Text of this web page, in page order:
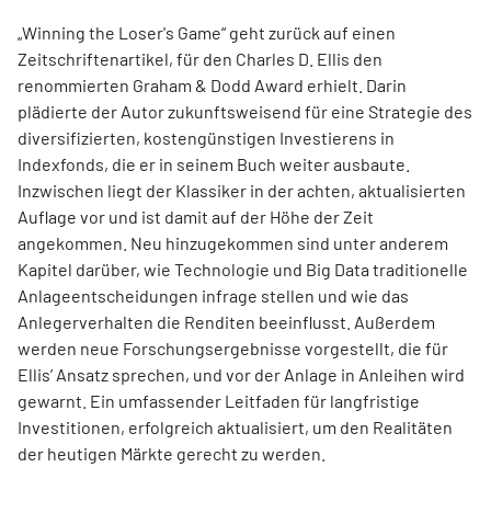
„Winning the Loser's Game“ geht zurück auf einen
Zeitschriftenartikel, für den Charles D. Ellis den
renommierten Graham & Dodd Award erhielt. Darin
plädierte der Autor zukunftsweisend für eine Strategie des
diversifizierten, kostengünstigen Investierens in
Indexfonds, die er in seinem Buch weiter ausbaute.
Inzwischen liegt der Klassiker in der achten, aktualisierten
Auflage vor und ist damit auf der Höhe der Zeit
angekommen. Neu hinzugekommen sind unter anderem
Kapitel darüber, wie Technologie und Big Data traditionelle
Anlageentscheidungen infrage stellen und wie das
Anlegerverhalten die Renditen beeinflusst. Außerdem
werden neue Forschungsergebnisse vorgestellt, die für
Ellis’ Ansatz sprechen, und vor der Anlage in Anleihen wird
gewarnt. Ein umfassender Leitfaden für langfristige
Investitionen, erfolgreich aktualisiert, um den Realitäten
der heutigen Märkte gerecht zu werden.